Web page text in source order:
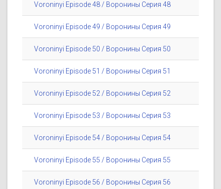
Voroninyi Episode 48 / Воронины Серия 48
Voroninyi Episode 49 / Воронины Серия 49
Voroninyi Episode 50 / Воронины Серия 50
Voroninyi Episode 51 / Воронины Серия 51
Voroninyi Episode 52 / Воронины Серия 52
Voroninyi Episode 53 / Воронины Серия 53
Voroninyi Episode 54 / Воронины Серия 54
Voroninyi Episode 55 / Воронины Серия 55
Voroninyi Episode 56 / Воронины Серия 56